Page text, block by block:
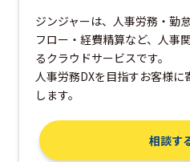
ジンジャーは、人事労務・勤
フロー・経費精算など、人事
るクラウドサービスです。
人事労務DXを目指すお客様
します。
相談す